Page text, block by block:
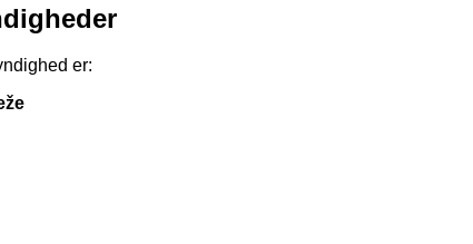
er: